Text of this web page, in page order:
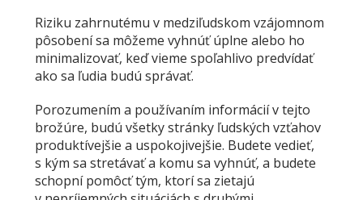
Riziku zahrnutému v medziľudskom vzájomnom
pôsobení sa môžeme vyhnúť úplne alebo ho
minimalizovať, keď vieme spoľahlivo predvídať
ako sa ľudia budú správať.
Porozumením a používaním informácií v tejto
brožúre, budú všetky stránky ľudských vzťahov
produktívejšie a uspokojivejšie. Budete vedieť,
s kým sa stretávať a komu sa vyhnúť, a budete
schopní pomôcť tým, ktorí sa zietajú